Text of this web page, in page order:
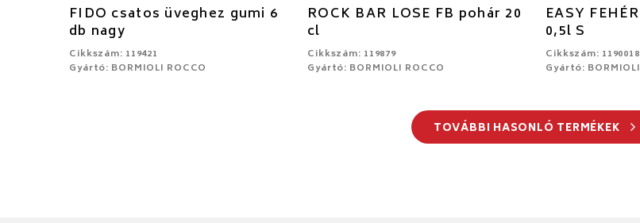
FIDO csatos üveghez gumi 6
db nagy
Cikkszám: 119421
Gyártó: BORMIOLI ROCCO
ROCK BAR LOSE FB pohár 20
cl
Cikkszám: 119879
Gyártó: BORMIOLI ROCCO
EASY
0,5l S
Cikkszám: 1190018
Gyártó:
TOVÁBBI HASONLÓ TERMÉKEK